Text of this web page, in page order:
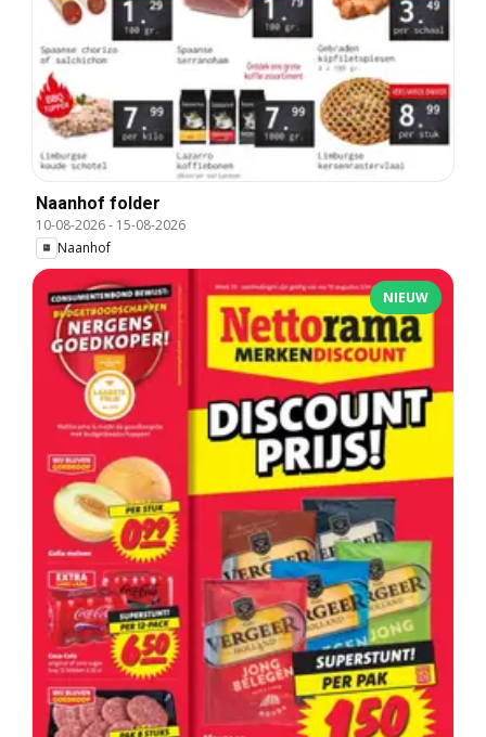
Naanhof folder
10-08-2026- 15-08-2026
Naanhof
NIEUW